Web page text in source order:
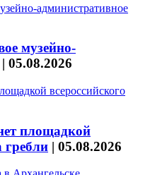
музейно-
| 05.08.2026
площадкой
гребли | 05.08.2026